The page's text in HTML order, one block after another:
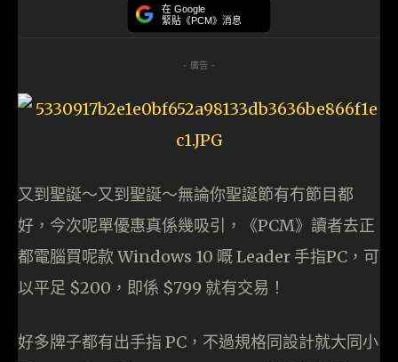
在 Google
緊貼《PCM》消息
- 廣告 -
又到聖誕～又到聖誕～無論你聖誕節有冇節目都
好，今次呢單優惠真係幾吸引，《PCM》讀者去正
都電腦買呢款 Windows 10 嘅 Leader 手指PC，可
以平足 $200，即係 $799 就有交易！
好多牌子都有出手指 PC，不過規格同設計就大同小